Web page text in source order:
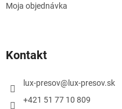
Moja objednávka
Kontakt
lux-presov@ lux-presov.sk
+421 51 77 10 809